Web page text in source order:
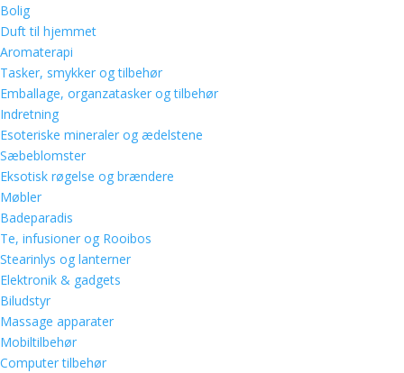
Bolig
Duft til hjemmet
Aromaterapi
Tasker, smykker og tilbehør
Emballage, organzatasker og tilbehør
Indretning
Esoteriske mineraler og ædelstene
Sæbeblomster
Eksotisk røgelse og brændere
Møbler
Badeparadis
Te, infusioner og Rooibos
Stearinlys og lanterner
Elektronik & gadgets
Biludstyr
Massage apparater
Mobiltilbehør
Computer tilbehør